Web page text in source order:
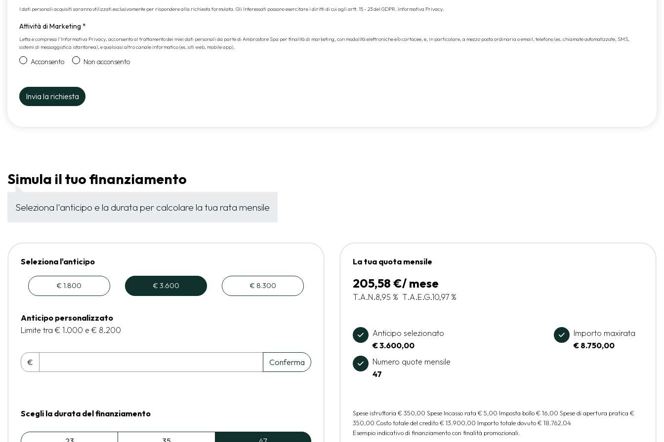
I dati personali acquisiti saranno utilizzati esclusivamente per rispondere alla richiesta formulata. Gli Interessati possono esercitare i diritti di cui agli artt. 15 - 23 del GDPR. Informativa Privacy.
Attività di Marketing *
Letta e compresa l’Informativa Privacy, acconsento al trattamento dei miei dati personali da parte di Ambrostore Spa per finalità di marketing, con modalità elettroniche e/o cartacee, e, in particolare, a mezzo posta ordinaria o email, telefono (es. chiamate automatizzate, SMS,
sistemi di messaggistica istantanea), e qualsiasi altro canale informatico (es. siti web, mobile app).
Acconsento Non acconsento
Simula il tuo finanziamento
Seleziona l'anticipo e la durata per calcolare la tua rata mensile
Seleziona l'anticipo
€ 1.800 € 3.600 € 8.300
Anticipo personalizzato
Limite tra € 1.000 e € 8.200
€ Conferma
Scegli la durata del finanziamento
La tua quota mensile
205,58 €/ mese
T.A.N.8,95 % T.A.E.G.10,97 %
Anticipo selezionato
€ 3.600,00
Importo maxirata
€ 8.750,00
Numero quote mensile
47
Spese istruttoria € 350,00 Spese Incasso rata € 5,00 Imposta bollo€ 16,00 Spese di apertura pratica €
350,00 Costo totale del credito€ 13.900,00 Importo totale dovuto€ 18.762,04
Esempio indicativo di finanziamento con finalità promozionali.